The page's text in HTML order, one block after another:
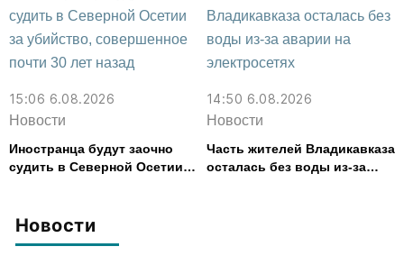
Новости
15:06 6.08.2026
Новости
Иностранца будут заочно
судить в Северной Осетии
14:50 6.08.2026
Новости
Часть жителей Владикавказа
осталась без воды из-за